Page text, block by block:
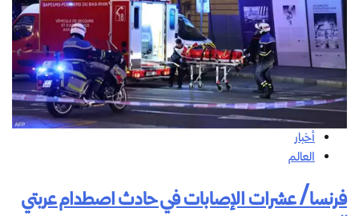
أخبار
العالم
فرنسا/ عشرات الإصابات في حادث اصطدام عربتي